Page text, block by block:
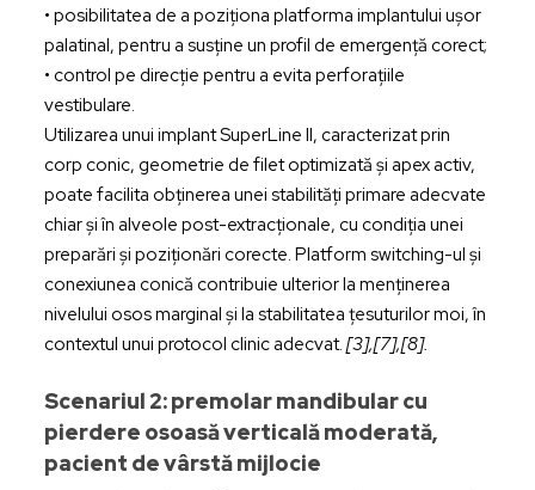
• posibilitatea de a poziționa platforma implantului ușor
palatinal, pentru a susține un profil de emergență corect;
• control pe direcție pentru a evita perforațiile
vestibulare.
Utilizarea unui implant SuperLine II, caracterizat prin
corp conic, geometrie de filet optimizată și apex activ,
poate facilita obținerea unei stabilități primare adecvate
chiar și în alveole post-extracționale, cu condiția unei
preparări și poziționări corecte. Platform switching-ul și
conexiunea conică contribuie ulterior la menținerea
nivelului osos marginal și la stabilitatea țesuturilor moi, în
contextul unui protocol clinic adecvat. [3],[7],[8].
Scenariul 2: premolar mandibular cu
pierdere osoasă verticală moderată,
pacient de vârstă mijlocie